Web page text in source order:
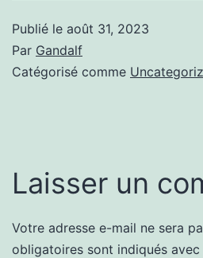
Publié le août 31, 2023
Par Gandalf
Catégorisé comme
Laisser un
Votre adresse e-mail ne sera
obligatoires sont indiqués avec